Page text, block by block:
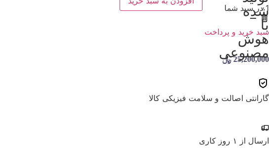
شده
با
هوش
مصنوعی
1 در سبد شما
سبد خرید و پرداخت
25,200,000 ﷼
گارانتی اصالت و سلامت فیزیکی کالا
ارسال از ۱ روز کاری